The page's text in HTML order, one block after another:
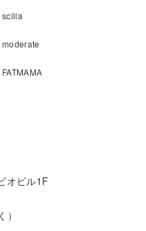
scilla
moderate
FATMAMA
オビル1F